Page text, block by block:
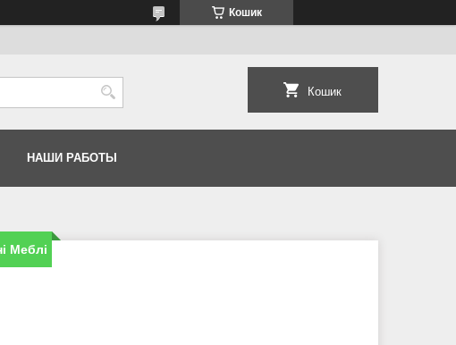
Кошик
Кошик
НАШИ РАБОТЫ
Меблі